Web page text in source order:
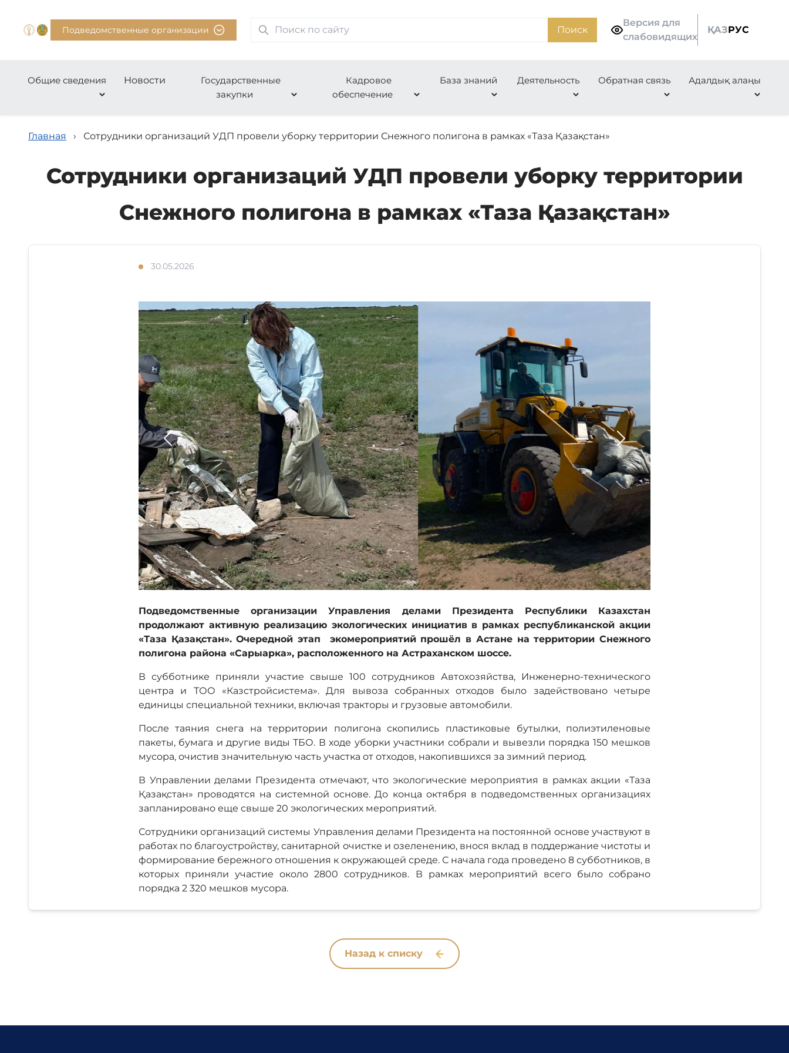
Подведомственные организации Поиск
Версия для
слабовидящих
ҚАЗРУС
Общие сведения Новости
Государственные
закупки
Кадровое
обеспечение
База знаний Деятельность Обратная связь Адалдық алаңы
Главная › Сотрудники организаций УДП провели уборку территории Снежного полигона в рамках «Таза Қазақстан»
Сотрудники организаций УДП провели уборку территории
Снежного полигона в рамках «Таза Қазақстан»
30.05.2026
Подведомственные организации Управления делами Президента Республики Казахстан
продолжают активную реализацию экологических инициатив в рамках республиканской акции
«Таза Қазақстан». Очередной этап экомероприятий прошёл в Астане на территории Снежного
полигона района «Сарыарка», расположенного на Астраханском шоссе.
В субботнике приняли участие свыше 100 сотрудников Автохозяйства, Инженерно-технического
центра и ТОО «Казстройсистема». Для вывоза собранных отходов было задействовано четыре
единицы специальной техники, включая тракторы и грузовые автомобили.
После таяния снега на территории полигона скопились пластиковые бутылки, полиэтиленовые
пакеты, бумага и другие виды ТБО. В ходе уборки участники собрали и вывезли порядка 150 мешков
мусора, очистив значительную часть участка от отходов, накопившихся за зимний период.
В Управлении делами Президента отмечают, что экологические мероприятия в рамках акции «Таза
Қазақстан» проводятся на системной основе. До конца октября в подведомственных организациях
запланировано еще свыше 20 экологических мероприятий.
Сотрудники организаций системы Управления делами Президента на постоянной основе участвуют в
работах по благоустройству, санитарной очистке и озеленению, внося вклад в поддержание чистоты и
формирование бережного отношения к окружающей среде. С начала года проведено 8 субботников, в
которых приняли участие около 2800 сотрудников. В рамках мероприятий всего было собрано
порядка 2 320 мешков мусора.
Назад к списку